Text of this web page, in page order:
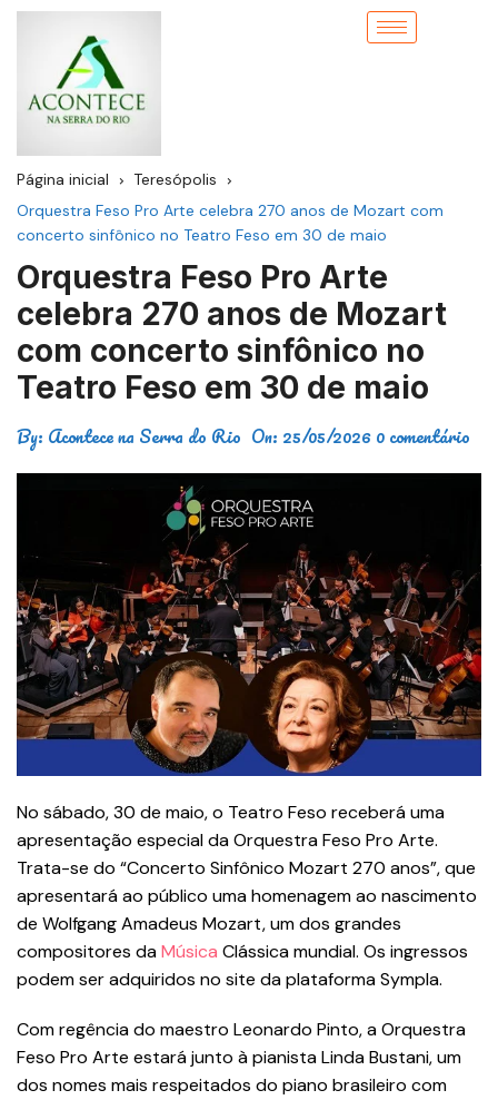
Página inicial
Teresópolis
Orquestra Feso Pro Arte celebra 270 anos de Mozart com
concerto sinfônico no Teatro Feso em 30 de maio
Orquestra Feso Pro Arte
celebra 270 anos de Mozart
com concerto sinfônico no
Teatro Feso em 30 de maio
By: Acontece na Serra do Rio On: 25/05/20260 comentário
No sábado, 30 de maio, o Teatro Feso receberá uma
apresentação especial da Orquestra Feso Pro Arte.
Trata-se do “Concerto Sinfônico Mozart 270 anos”, que
apresentará ao público uma homenagem ao nascimento
de Wolfgang Amadeus Mozart, um dos grandes
compositores daMúsica Clássica mundial. Os ingressos
podem ser adquiridos no site da plataforma Sympla.
Com regência do maestro Leonardo Pinto, a Orquestra
Feso Pro Arte estará junto à pianista Linda Bustani, um
dos nomes mais respeitados do piano brasileiro com